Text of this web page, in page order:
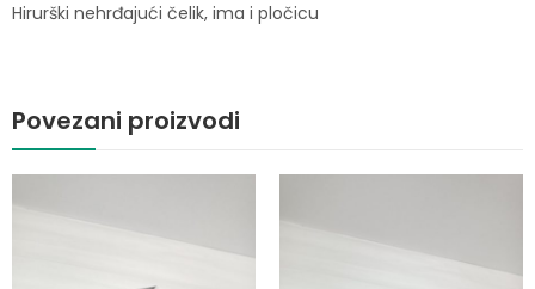
Hirurški nehrđajući čelik, ima i pločicu
Povezani proizvodi